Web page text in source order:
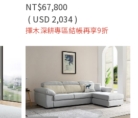
NT$67,800
( USD 2,034 )
擇木深耕專區結帳再享9折